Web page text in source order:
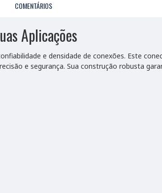
COMENTÁRIOS
Aplicações
e densidade de conexões. Este
e segurança. Sua construção robusta